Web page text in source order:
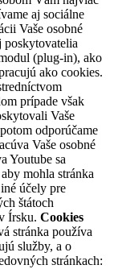
aj sociálne
Vaše osobné
poskytovatelia
(plug-in), ako
ako cookies.
prípade však
Vaše
odporúčame
Vaše osobné
Youtube sa
mohla stránka
účely pre
štátoch
Írsku. Cookies
stránka používa
služby, a o
stránkach: